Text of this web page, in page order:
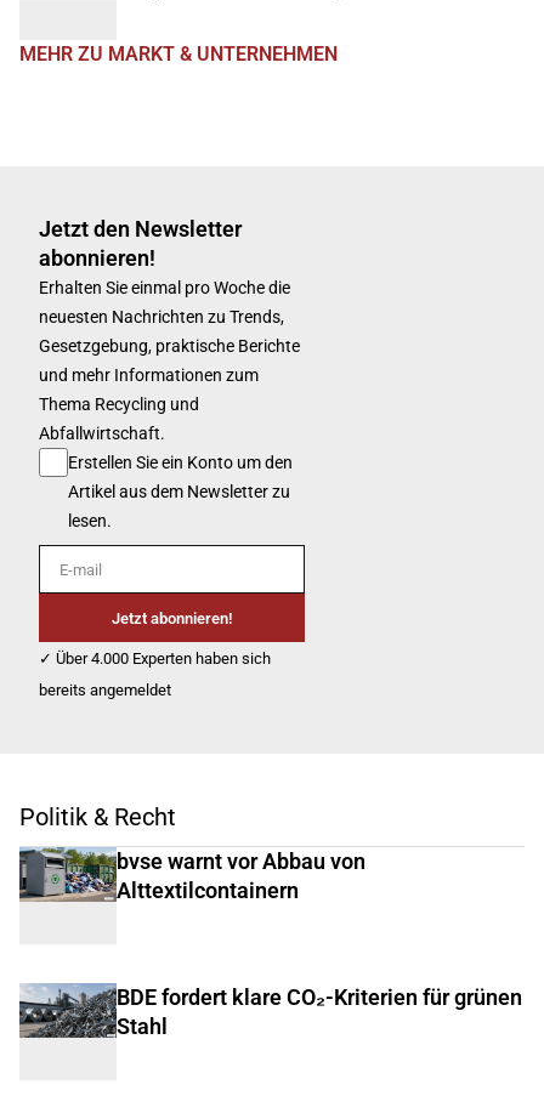
MEHR ZU MARKT & UNTERNEHMEN
Jetzt den Newsletter
abonnieren!
Erhalten Sie einmal pro Woche die
neuesten Nachrichten zu Trends,
Gesetzgebung, praktische Berichte
und mehr Informationen zum
Thema Recycling und
Abfallwirtschaft.
Erstellen Sie ein Konto um den
Artikel aus dem Newsletter zu
lesen.
E-mail
Jetzt abonnieren!
✓ Über 4.000 Experten haben sich
bereits angemeldet
Politik & Recht
bvse warnt vor Abbau von
Alttextilcontainern
BDE fordert klare CO₂-Kriterien für grünen
Stahl